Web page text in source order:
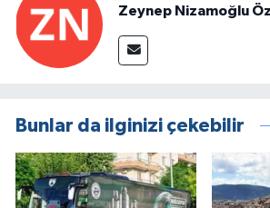
Zeynep Nizamoğlu
Bunlar da ilginizi çekebilir